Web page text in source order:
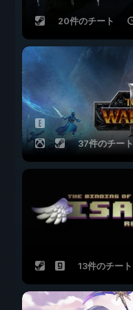
20件のチート
37件のチート
13件のチート